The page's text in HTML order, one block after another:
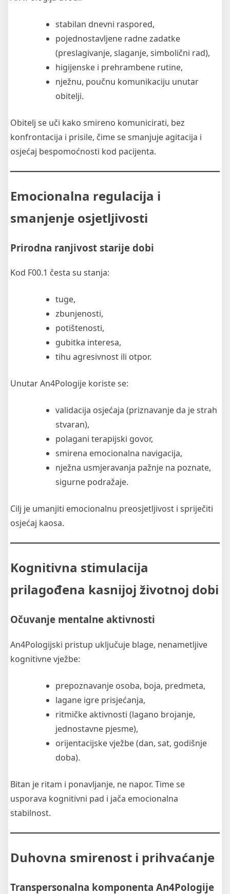
stabilan dnevni raspored,
pojednostavljene radne zadatke
(preslagivanje, slaganje, simbolični rad),
higijenske i prehrambene rutine,
nježnu, poučnu komunikaciju unutar
obitelji.
Obitelj se uči kako smireno komunicirati, bez
konfrontacija i prisile, čime se smanjuje agitacija i
osjećaj bespomoćnosti kod pacijenta.
Emocionalna regulacija i
smanjenje osjetljivosti
Prirodna ranjivost starije dobi
Kod F00.1 česta su stanja:
tuge,
zbunjenosti,
potištenosti,
gubitka interesa,
tihu agresivnost ili otpor.
Unutar An4Pologije koriste se:
validacija osjećaja (priznavanje da je strah
stvaran),
polagani terapijski govor,
smirena emocionalna navigacija,
nježna usmjeravanja pažnje na poznate,
sigurne podražaje.
Cilj je umanjiti emocionalnu preosjetljivost i spriječiti
osjećaj kaosa.
Kognitivna stimulacija
prilagođena kasnijoj životnoj dobi
Očuvanje mentalne aktivnosti
An4Pologijski pristup uključuje blage, nenametljive
kognitivne vježbe:
prepoznavanje osoba, boja, predmeta,
lagane igre prisjećanja,
ritmičke aktivnosti (lagano brojanje,
jednostavne pjesme),
orijentacijske vježbe (dan, sat, godišnje
doba).
Bitan je ritam i ponavljanje, ne napor. Time se
usporava kognitivni pad i jača emocionalna
stabilnost.
Duhovna smirenost i prihvaćanje
Transpersonalna komponenta An4Pologije